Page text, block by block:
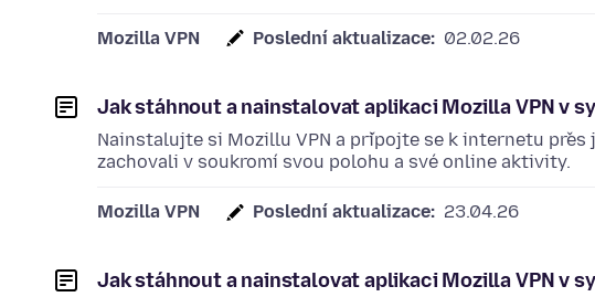
Mozilla VPN Poslední aktualizace: 02.02.26
Jak stáhnout a nainstalovat aplikaci Mozilla VPN v
Nainstalujte si Mozillu VPN a připojte se k internetu přes
zachovali v soukromí svou polohu a své online aktivity.
Mozilla VPN Poslední aktualizace: 23.04.26
Jak stáhnout a nainstalovat aplikaci Mozilla VPN v